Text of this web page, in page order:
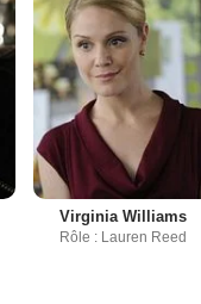
Virginia Williams
Rôle : Lauren Reed